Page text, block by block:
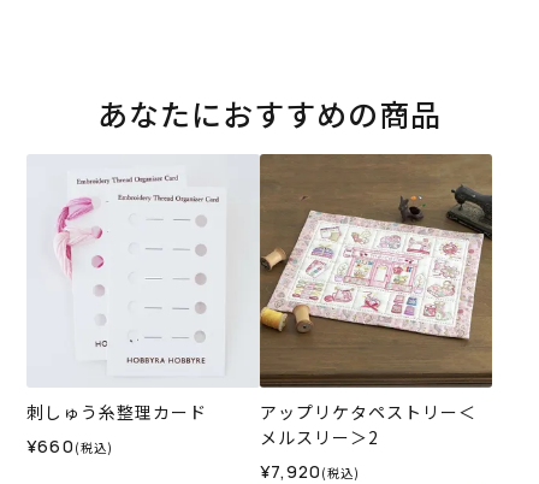
あなたにおすすめの商品
刺しゅう糸整理カード
¥660 (税込)
アップリケタペストリー＜
メルスリー＞2
¥7,920 (税込)